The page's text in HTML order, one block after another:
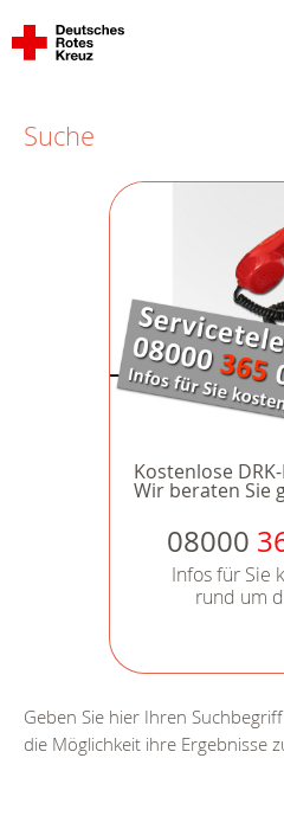
Suche
Kostenlose
Wir beraten Sie
08000
Infos für Sie
rund um
Geben Sie hier Ihren
die Möglichkeit ihre Ergebnisse